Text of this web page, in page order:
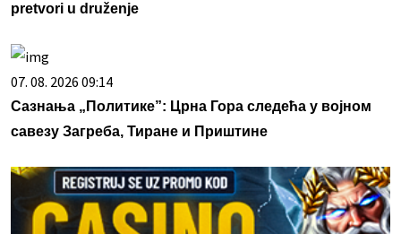
pretvori u druženje
07. 08. 2026 09:14
Сазнања „Политике”: Црна Гора следећа у војном
савезу Загреба, Тиране и Приштине